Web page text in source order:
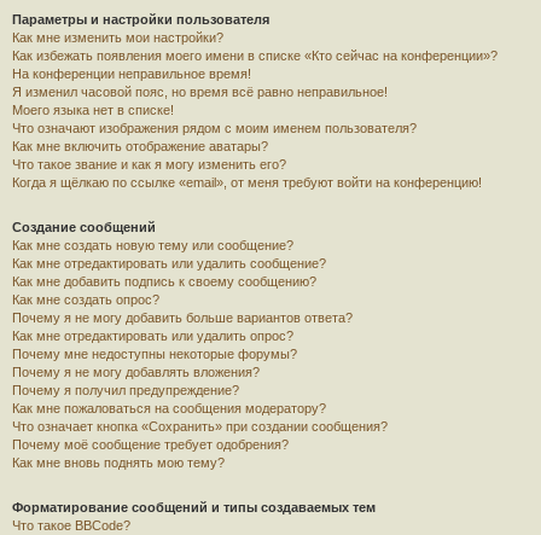
Параметры и настройки пользователя
Как мне изменить мои настройки?
Как избежать появления моего имени в списке «Кто сейчас на конференции»?
На конференции неправильное время!
Я изменил часовой пояс, но время всё равно неправильное!
Моего языка нет в списке!
Что означают изображения рядом с моим именем пользователя?
Как мне включить отображение аватары?
Что такое звание и как я могу изменить его?
Когда я щёлкаю по ссылке «email», от меня требуют войти на конференцию!
Создание сообщений
Как мне создать новую тему или сообщение?
Как мне отредактировать или удалить сообщение?
Как мне добавить подпись к своему сообщению?
Как мне создать опрос?
Почему я не могу добавить больше вариантов ответа?
Как мне отредактировать или удалить опрос?
Почему мне недоступны некоторые форумы?
Почему я не могу добавлять вложения?
Почему я получил предупреждение?
Как мне пожаловаться на сообщения модератору?
Что означает кнопка «Сохранить» при создании сообщения?
Почему моё сообщение требует одобрения?
Как мне вновь поднять мою тему?
Форматирование сообщений и типы создаваемых тем
Что такое BBCode?